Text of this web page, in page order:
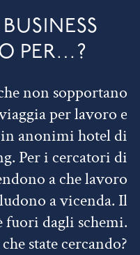
PER…?
non sopportano
per lavoro e
anonimi hotel di
Per i cercatori di
a che lavoro
a vicenda. Il
fuori dagli schemi.
state cercando?